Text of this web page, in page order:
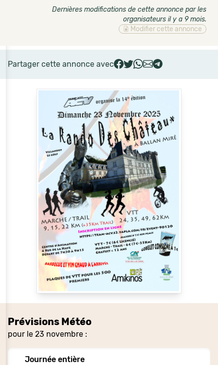
Prévisions Météo
pour le 23 novembre :
Journée entière
Dernières modifications de cette annonce par les
organisateurs il y a 9 mois.
Modifier cette annonce
Partager cette annonce avec